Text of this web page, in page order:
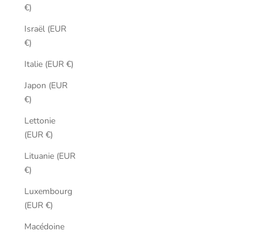
€)
Israël (EUR
€)
Italie (EUR €)
Japon (EUR
€)
Lettonie
(EUR €)
Lituanie (EUR
€)
Luxembourg
(EUR €)
Macédoine